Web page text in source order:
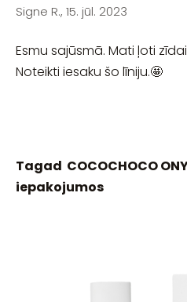
Tagad COCOCHOCO
iepakojumos
Signe R., 15. jūl. 2023
Esmu sajūsmā. Mati ļoti
Noteikti iesaku šo līniju.🤩